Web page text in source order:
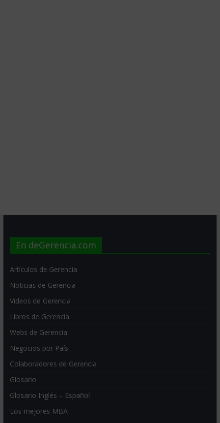
En deGerencia.com
Artículos de Gerencia
Noticias de Gerencia
Videos de Gerencia
Libros de Gerencia
Webs de Gerencia
Negocios por País
Colaboradores de Gerencia
Glosario
Glosario Inglés – Español
Los mejores MBA